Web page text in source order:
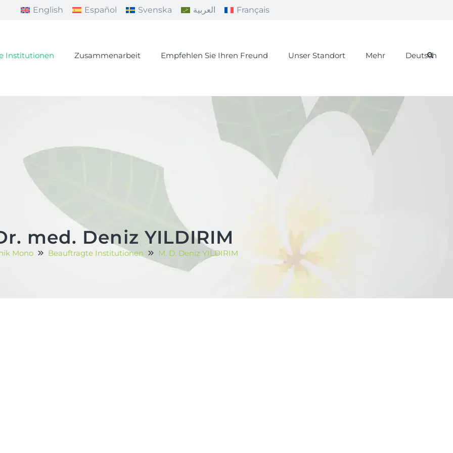
English Español Svenska العربية Français
Institutionen Zusammenarbeit Empfehlen Sie Ihren Freund Unser Standort Mehr Deutsch
med. Deniz YILDIRIM
Mono Beauftragte Institutionen M. D. Deniz YILDIRIM